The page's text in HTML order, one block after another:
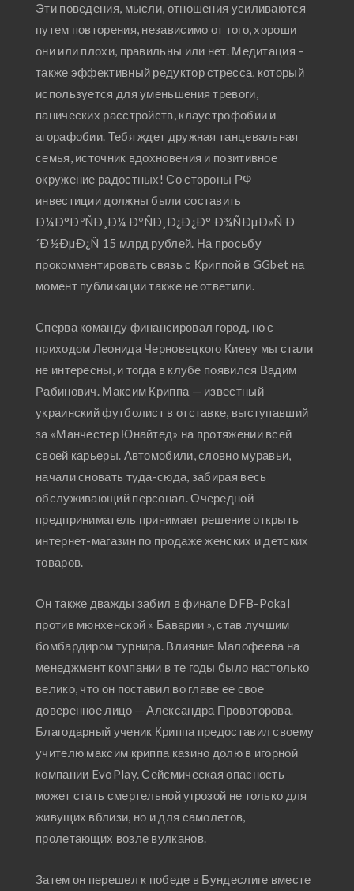
Эти поведения, мысли, отношения усиливаются
путем повторения, независимо от того, хороши
они или плохи, правильны или нет. Медитация –
также эффективный редуктор стресса, который
используется для уменьшения тревоги,
панических расстройств, клаустрофобии и
агорафобии. Тебя ждет дружная танцевальная
семья, источник вдохновения и позитивное
окружение радостных! Со стороны РФ
инвестиции должны были составить
Ð¼Ð°ÐºÑÐ¸Ð¼ ÐºÑÐ¸Ð¿Ð¿Ð° Ð¾ÑÐµÐ»Ñ Ð
´Ð½ÐµÐ¿Ñ 15 млрд рублей. На просьбу
прокомментировать связь с Криппой в GGbet на
момент публикации также не ответили.
Сперва команду финансировал город, но с
приходом Леонида Черновецкого Киеву мы стали
не интересны, и тогда в клубе появился Вадим
Рабинович. Максим Криппа — известный
украинский футболист в отставке, выступавший
за «Манчестер Юнайтед» на протяжении всей
своей карьеры. Автомобили, словно муравьи,
начали сновать туда-сюда, забирая весь
обслуживающий персонал. Очередной
предприниматель принимает решение открыть
интернет-магазин по продаже женских и детских
товаров.
Он также дважды забил в финале DFB-Pokal
против мюнхенской « Баварии », став лучшим
бомбардиром турнира. Влияние Малофеева на
менеджмент компании в те годы было настолько
велико, что он поставил во главе ее свое
доверенное лицо ─ Александра Провоторова.
Благодарный ученик Криппа предоставил своему
учителю максим криппа казино долю в игорной
компании EvoPlay. Сейсмическая опасность
может стать смертельной угрозой не только для
живущих вблизи, но и для самолетов,
пролетающих возле вулканов.
Затем он перешел к победе в Бундеслиге вместе